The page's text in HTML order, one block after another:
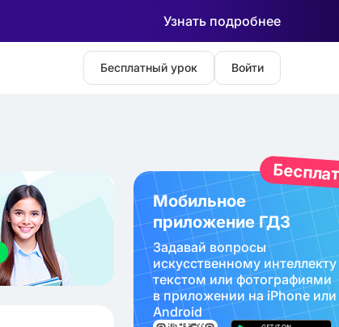
Узнать подробнее
Бесплатный урок Войти
Мобильное
приложение ГДЗ
Задавай вопросы
искуcственному интеллекту
текстом или фотографиями
в приложении на iPhone или
Android